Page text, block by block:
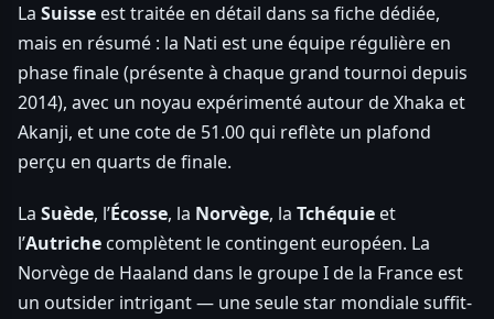
La Suisse est traitée en détail dans sa fiche dédiée,
mais en résumé : la Nati est une équipe régulière en
phase finale (présente à chaque grand tournoi depuis
2014), avec un noyau expérimenté autour de Xhaka et
Akanji, et une cote de 51.00 qui reflète un plafond
perçu en quarts de finale.
La Suède, l’Écosse, la Norvège, la Tchéquie et
l’Autriche complètent le contingent européen. La
Norvège de Haaland dans le groupe I de la France est
un outsider intrigant — une seule star mondiale suffit-